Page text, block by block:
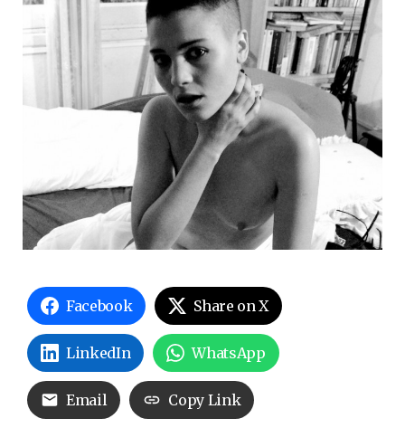
Facebook Share on X
LinkedIn WhatsApp
Email Copy Link